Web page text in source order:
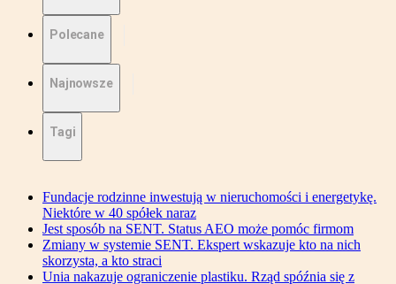
Polecane
Najnowsze
Tagi
Fundacje rodzinne inwestują w nieruchomości i energetykę.
Niektóre w 40 spółek naraz
Jest sposób na SENT. Status AEO może pomóc firmom
Zmiany w systemie SENT. Ekspert wskazuje kto na nich
skorzysta, a kto straci
Unia nakazuje ograniczenie plastiku. Rząd spóźnia się z